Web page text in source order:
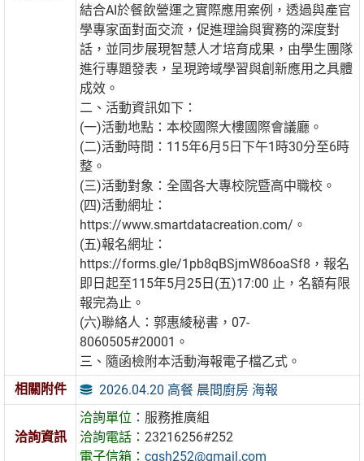
結合AI於餐飲營運之實際應用案例，透過與產官
學專家面對面交流，促進理論與實務的深度對
話，並同步展現智慧人才培育成果，由學生團隊
進行專題發表，呈現跨域學習與創新應用之具體
成效。
二、活動資訊如下：
(一)活動地點：本校國際大樓國際會議廳。
(二)活動時間：115年6月5日下午1時30分至6時
整。
(三)活動對象：全國各大專校院暨高中職校。
(四)活動網址：
https://www.smartdatacreation.com/。
(五)報名網址：
https://forms.gle/1pb8qBSjmW86oaSf8，報名
即日起至115年5月25日(五)17:00 止，名額有限
報完為止。
(六)聯絡人：郭惠綾秘書，07-
8060505#20001。
三、隨函檢附本活動海報電子檔乙式。
相關附件
2026.04.20 高餐 晨間廚房 海報
洽詢資訊
洽詢單位： 服務推廣組
洽詢電話：23216256#252
電子信箱：cgsh252@gmail.com